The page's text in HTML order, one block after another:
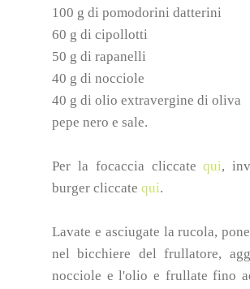
100 g di pomodorini datterini
60 g di cipollotti
50 g di rapanelli
40 g di nocciole
40 g di olio extravergine di oliva
pepe nero e sale.
Per la focaccia cliccatequi,
burger cliccate qui.
Lavate e asciugate la rucola,
nel bicchiere del frullatore,
nocciole e l'olio e frullate fino